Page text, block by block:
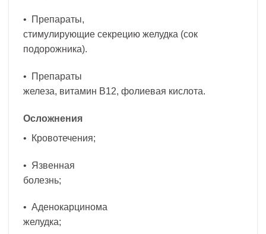
• Препараты,
стимулирующие секрецию желудка (сок
подорожника).
• Препараты
железа, витамин В12, фолиевая кислота.
Осложнения
• Кровотечения;
• Язвенная
болезнь;
• Аденокарцинома
желудка;